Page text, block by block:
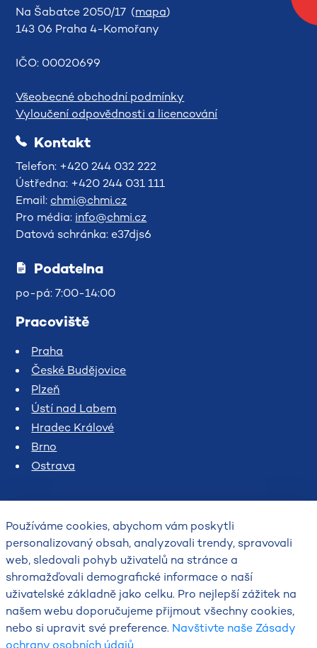
Na Šabatce 2050/17 (mapa)
143 06 Praha 4-Komořany
IČO: 00020699
Všeobecné obchodní podmínky
Vyloučení odpovědnosti a licencování
Kontakt
Telefon: +420 244 032 222
Ústředna: +420 244 031 111
Email: chmi@chmi.cz
Pro média: info@chmi.cz
Datová schránka: e37djs6
Podatelna
po-pá: 7:00-14:00
Pracoviště
Praha
České Budějovice
Plzeň
Ústí nad Labem
Hradec Králové
Brno
Ostrava
2026
Český hydrometeorologický ústav
Používáme cookies, abychom vám poskytli
personalizovaný obsah, analyzovali trendy, spravovali
web, sledovali pohyb uživatelů na stránce a
shromažďovali demografické informace o naší
uživatelské základně jako celku. Pro nejlepší zážitek na
našem webu doporučujeme přijmout všechny cookies,
nebo si upravit své preference. Navštivte naše Zásady
ochrany osobních údajů